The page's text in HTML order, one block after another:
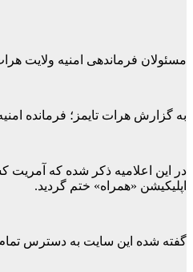
مسئولان فرماندهی امنیه ولایت
به گزارش هرات تایمز؛ فرمانده
در این اعلامیه ذکر شده که آمریت
اپلیکیشن «همراه» ختم گردید.
گفته شده این سایت به دسترس